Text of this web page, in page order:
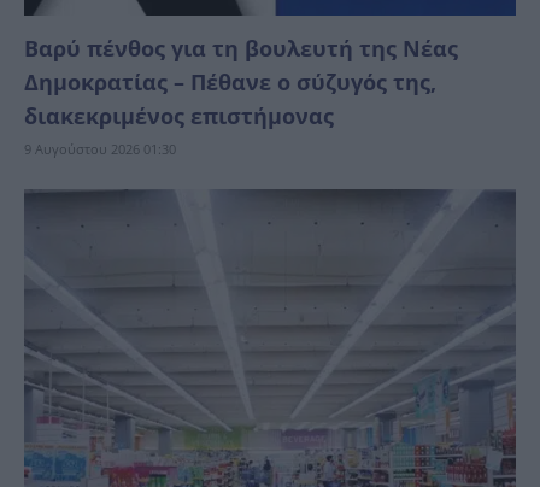
Βαρύ πένθος για τη βουλευτή της Νέας
Δημοκρατίας – Πέθανε ο σύζυγός της,
διακεκριμένος επιστήμονας
9 Αυγούστου 2026 01:30